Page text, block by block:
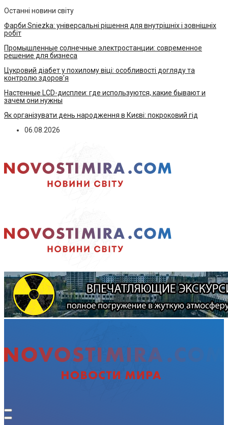
Останні новини світу
Фарби Sniezka: універсальні рішення для внутрішніх і зовнішніх
робіт
Промышленные солнечные электростанции: современное
решение для бизнеса
Цукровий діабет у похилому віці: особливості догляду та
контролю здоров’я
Настенные LCD-дисплеи: где используются, какие бывают и
зачем они нужны
Як організувати день народження в Києві: покроковий гід
06.08.2026